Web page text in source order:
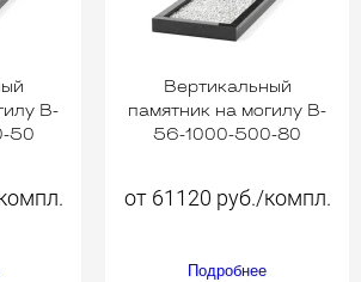
B-
50
Вертикальный
памятник на могилу B-
56-1000-500-80
от 61120 руб./компл.
Подробнее